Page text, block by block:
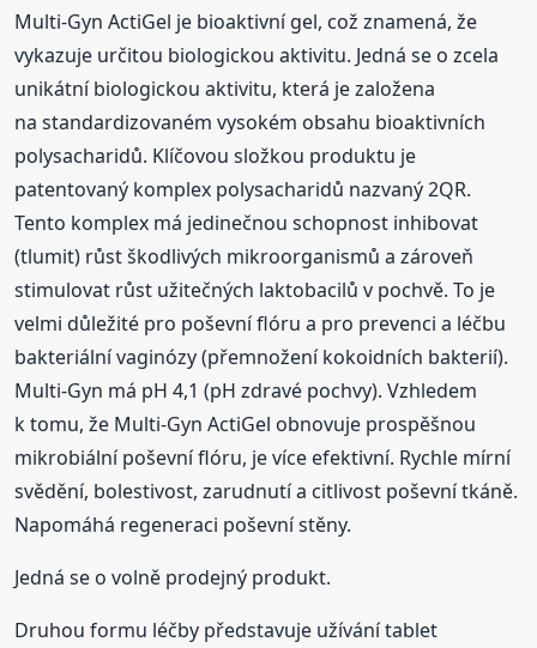
Multi-Gyn ActiGel je bioaktivní gel, což znamená, že
vykazuje určitou biologickou aktivitu. Jedná se o zcela
unikátní biologickou aktivitu, která je založena
na standardizovaném vysokém obsahu bioaktivních
polysacharidů. Klíčovou složkou produktu je
patentovaný komplex polysacharidů nazvaný 2QR.
Tento komplex má jedinečnou schopnost inhibovat
(tlumit) růst škodlivých mikroorganismů a zároveň
stimulovat růst užitečných laktobacilů v pochvě. To je
velmi důležité pro poševní flóru a pro prevenci a léčbu
bakteriální vaginózy (přemnožení kokoidních bakterií).
Multi-Gyn má pH 4,1 (pH zdravé pochvy). Vzhledem
k tomu, že Multi-Gyn ActiGel obnovuje prospěšnou
mikrobiální poševní flóru, je více efektivní. Rychle mírní
svědění, bolestivost, zarudnutí a citlivost poševní tkáně.
Napomáhá regeneraci poševní stěny.
Jedná se o volně prodejný produkt.
Druhou formu léčby představuje užívání tablet